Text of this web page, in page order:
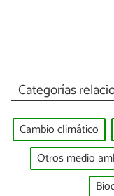
Categorías
Cambio climático
Otros medio